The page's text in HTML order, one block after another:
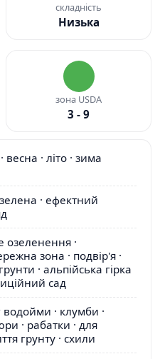
складність
Низька
зона USDA
3 - 9
весна · літо · зима
· ефектний
озеленення ·
зона · подвір'я ·
· альпійська гірка
сад
водойми · клумби ·
· рабатки · для
грунту · схили